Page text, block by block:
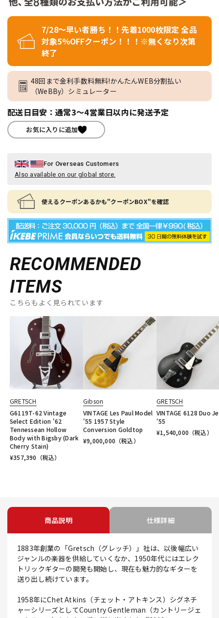
7/28～早い者勝ち！！先着1000枚限定 全品
対象5％OFFクーポン！！！※無くなり次第
終了
48回まで金利手数料無料!かんたんWEB分割払い
（WeBBy）シミュレーター
配送日目安：通常3～4営業日以内に発送予定
お気に入りに追加
For Overseas Customers
Also available on our global store.
使えるクーポンあるかも"クーポンBOX"を確認
RECOMMENDED
ITEMS
こちらもよく見られています
GRETSCH
G6119T-62 Vintage
Select Edition '62
Tennessean Hollow
Body with Bigsby (Dark
Cherry Stain)
¥357,390 （税込）
Gibson
VINTAGE Les Paul Model
'55 1957 Style
Conversion Goldtop
¥9,000,000 （税込）
GRETSCH
VINTAGE 6128 Duo
'55
¥1,540,000 （税込）
商品説明 仕様詳細
1883年創業の「Gretsch（グレッチ）」社は、以後幅広い
ジャンルの楽器を供給していくなか、1950年代にはエレク
トリックギターの開発も開始し、現在も魅力的なギターを
送り出し続けています。
1958年にChet Atkins（チェット・アトキンス）シグネチ
ャーシリーズとしてCountry Gentleman（カントリージェ